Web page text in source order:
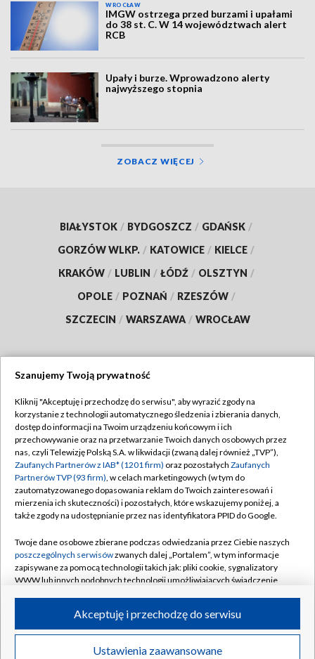
WROCŁAW
IMGW ostrzega przed burzami i upałami
do 38 st. C. W 14 województwach alert
RCB
Upały i burze. Wprowadzono alerty
najwyższego stopnia
ZOBACZ WIĘCEJ
BIAŁYSTOK / BYDGOSZCZ / GDAŃSK /
GORZÓW WLKP. / KATOWICE / KIELCE /
KRAKÓW / LUBLIN / ŁÓDŹ / OLSZTYN /
OPOLE / POZNAŃ / RZESZÓW /
SZCZECIN / WARSZAWA / WROCŁAW
TVP
Abonament TVP
Emisja w TVP
Centrum informacji TVP
Naziemna Telewizja Cyfrowa
Rada Programowa
System NOS
Informacje o nadawcy
Program dla prasy
Regulamin TVP
Polityka prywatności
Moje zgody
Pomoc
Kontakt
Kanały
©2026 Telewizja Polska S.A. w likwidacji
Szanujemy Twoją prywatność
Kliknij "Akceptuję i przechodzę do serwisu", aby wyrazić zgody na
korzystanie z technologii automatycznego śledzenia i zbierania danych,
dostęp do informacji na Twoim urządzeniu końcowym i ich
przechowywanie oraz na przetwarzanie Twoich danych osobowych przez
nas, czyli Telewizję Polską S.A. w likwidacji (zwaną dalej również „TVP”),
Zaufanych Partnerów z IAB* (1201 firm) oraz pozostałych Zaufanych
Partnerów TVP (93 firm), w celach marketingowych (w tym do
zautomatyzowanego dopasowania reklam do Twoich zainteresowań i
mierzenia ich skuteczności) i pozostałych, które wskazujemy poniżej, a
także zgody na udostępnianie przez nas identyfikatora PPID do Google.
Twoje dane osobowe zbierane podczas odwiedzania przez Ciebie naszych
poszczególnych serwisówzwanych dalej „Portalem”, w tym informacje
zapisywane za pomocą technologii takich jak: pliki cookie, sygnalizatory
WWW lub innych podobnych technologii umożliwiających świadczenie
ruchu w Internecie.
Twoje dane osobowe zbierane podczas odwiedzania przez Ciebie
Ustawienia zaawansowane
Akceptuję i przechodzę do serwisu